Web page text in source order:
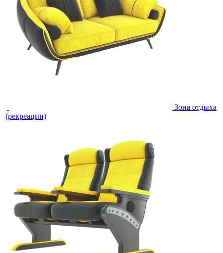
Зона отдыха
(рекреации)